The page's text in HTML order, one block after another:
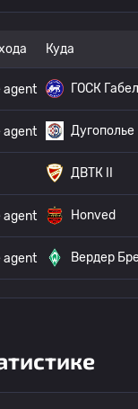
Куда
agent ГОСК
agent Дугополье
ДВТК II
agent Honved
agent Вердер